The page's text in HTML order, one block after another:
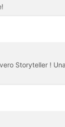
Storyteller !